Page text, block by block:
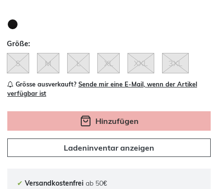
Größe:
S M L XL XXL 3XL
Grösse ausverkauft? Sende mir eine E-Mail, wenn der Artikel
verfügbar ist
Hinzufügen
Ladeninventar anzeigen
✔ Versandkostenfrei ab 50€